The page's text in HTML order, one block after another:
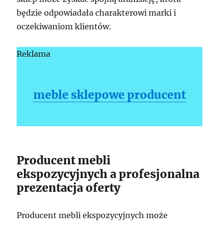
będzie odpowiadała charakterowi marki i
oczekiwaniom klientów.
Reklama
meble sklepowe producent
Producent mebli
ekspozycyjnych a profesjonalna
prezentacja oferty
Producent mebli ekspozycyjnych może